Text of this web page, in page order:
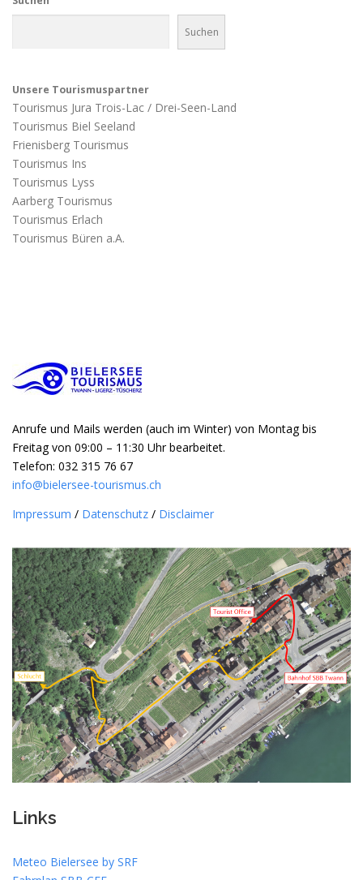
Suchen
Unsere Tourismuspartner
Tourismus Jura Trois-Lac / Drei-Seen-Land
Tourismus Biel Seeland
Frienisberg Tourismus
Tourismus Ins
Tourismus Lyss
Aarberg Tourismus
Tourismus Erlach
Tourismus Büren a.A.
Anrufe und Mails werden (auch im Winter) von Montag bis
Freitag von 09:00 – 11:30 Uhr bearbeitet.
Telefon: 032 315 76 67
info@bielersee-tourismus.ch
Impressum / Datenschutz / Disclaimer
Links
Meteo Bielersee by SRF